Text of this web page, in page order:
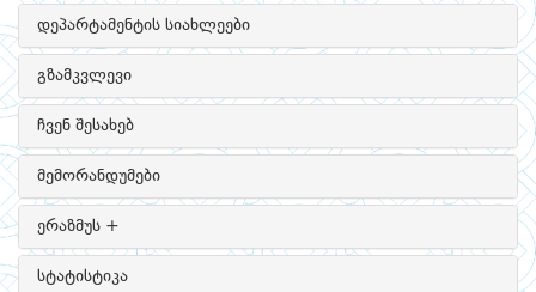
დეპარტამენტის სიახლეები
გზამკვლევი
ჩვენ შესახებ
მემორანდუმები
ერაზმუს +
სტატისტიკა